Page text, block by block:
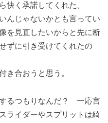
く承諾してくれた。
んじゃないかとも言ってい
を見直したいからと先に断
ずに引き受けてくれたの
き合おうと思う。
するつもりなんだ？ 一応言
ライダーやスプリットは綺